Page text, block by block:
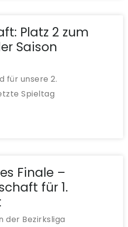
Platz 2 zum
Saison
für unsere 2.
Spieltag
Finale –
für 1.
der Bezirksliga